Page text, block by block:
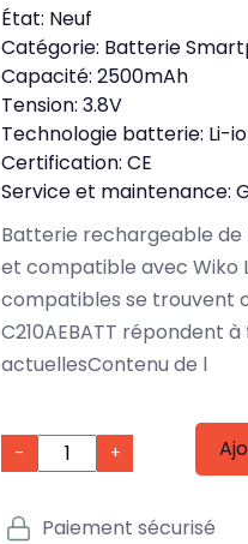
État: Neuf
Catégorie: Batterie
Capacité: 2500mAh
Tension: 3.8V
Technologie batterie: Li-
Certification: CE
Service et maintenance:
Batterie rechargeable
et compatible avec Wiko
compatibles se trouvent
C210AEBATT répondent
actuellesContenu de l
- +
Paiement sécurisé